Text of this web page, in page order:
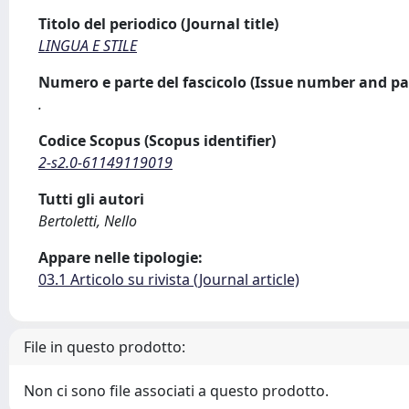
Titolo del periodico (Journal title)
LINGUA E STILE
Numero e parte del fascicolo (Issue number and
.
Codice Scopus (Scopus identifier)
2-s2.0-61149119019
Tutti gli autori
Bertoletti, Nello
Appare nelle tipologie:
03.1 Articolo su rivista (Journal article)
File in questo prodotto:
Non ci sono file associati a questo prodotto.